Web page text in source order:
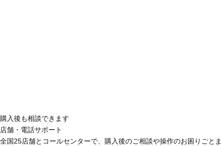
購入後も相談できます
店舗・電話サポート
全国25店舗とコールセンターで、購入後のご相談や操作のお困りごと